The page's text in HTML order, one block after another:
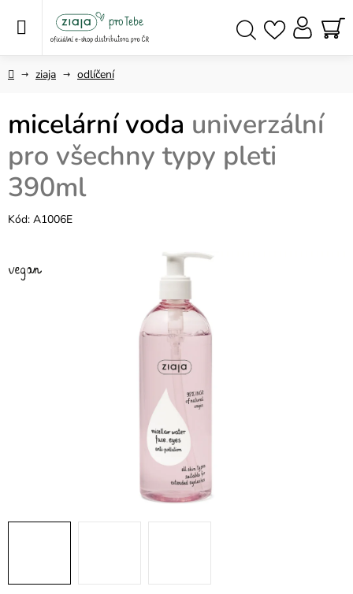
Domůziaja odlíčení
micelární voda univerzální
pro všechny typy pleti
390ml
Kód: A1006E